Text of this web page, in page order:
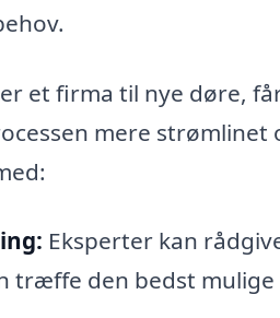
et firma til nye døre,
mere
Eksperter kan
træffe den bedst